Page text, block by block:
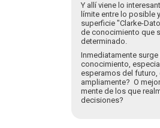
Y allí viene lo
límite entre lo posible
superficie "Clarke-
de conocimiento que
determinado.
Inmediatamente surge
conocimiento,
esperamos del futuro,
ampliamente? O
mente de los que
decisiones?